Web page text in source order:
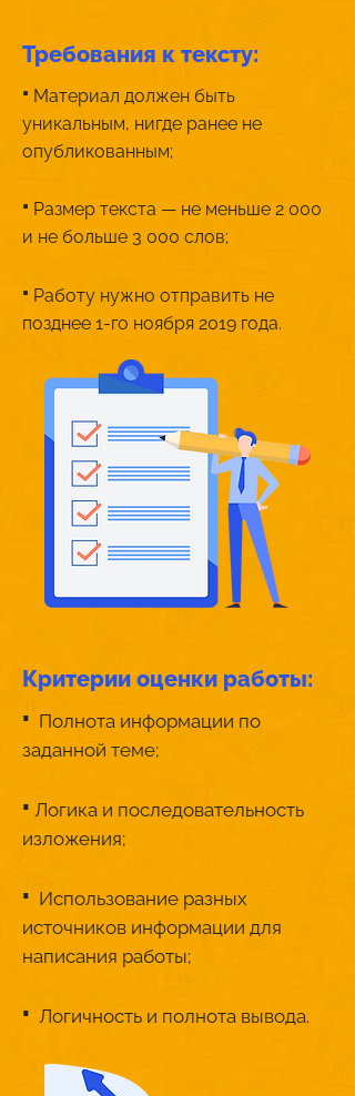
Требования к тексту:
· Материал должен быть
уникальным, нигде ранее не
опубликованным;
· Размер текста — не меньше 2 000
и не больше 3 000 слов;
· Работу нужно отправить не
позднее 1-го ноября 2019 года.
Критерии оценки работы:
· Полнота информации по
заданной теме;
· Логика и последовательность
изложения;
· Использование разных
источников информации для
написания работы;
· Логичность и полнота вывода.